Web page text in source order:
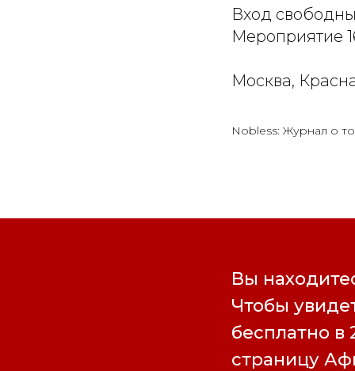
Вход
Мероприятие
Москва,
Nobless: Журнал о
Вы
Чтобы
бесплатно в
страницу